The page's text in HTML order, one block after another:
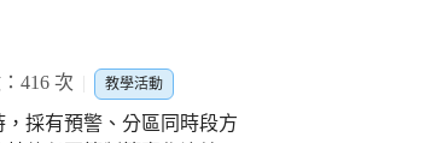
區的各種玩水設施，讓玩水
設計。 而這個「鯪
，而每個游泳池也因應不同
以潑水和玩水，就要去溜滑
小浮潛，就要去大漂浮戲水
416 次 教學活動
，採有預警、分區同時段方